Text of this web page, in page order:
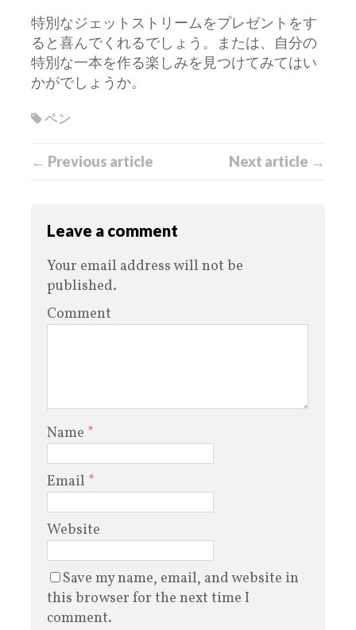
特別なジェットストリームをプレゼントをす
ると喜んでくれるでしょう。または、自分の
特別な一本を作る楽しみを見つけてみてはい
かがでしょうか。
ペン
← Previous article Next article →
Leave a comment
Your email address will not be
published.
Comment
Name *
Email *
Website
Save my name, email, and website in
this browser for the next time I
comment.